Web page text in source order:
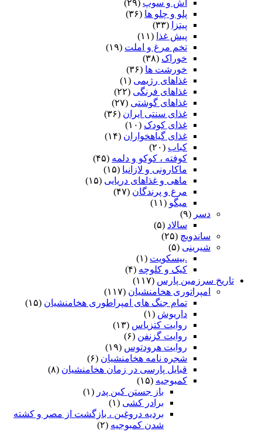
آش و سوپ (۲۹)
پلو و چلو ها (۳۶)
پیتزا
(۳۳)
پیش غذا (۱۱)
تخم مرغ و املت (۱۹)
خوراک (۳۸)
خورشت ها (۳۶)
غذاهای رژیمی (۱)
غذاهای فرنگی (۲۲)
غذاهای گوشتی (۲۷)
غذای سنتی ایران (۳۶)
غذای کودک (۱۰)
غذای گیاهخواران (۱۴)
کباب (۲۰)
کوفته ، کوکو و دلمه (۴۵)
ماکارونی و لازانیا (۱۵)
ماهی و غذاهای دریایی (۱۵)
مرغ و پرندگان (۴۷)
میگو (۱۱)
دسر (۹)
سالاد (۵)
ساندویچ (۲۵)
شیرینی (۵)
.بیسکویت (۱)
کیک و کلوچه (۴)
تاریخ سرزمین پارس (۱۱۷)
امپراتوری هخامنشیان (۱۱۷)
تمام جنگ های امپراطوری هخامنشیان (۱۵)
داریوش (۱)
روایت کتزیاس (۱۳)
روایت گزنفن (۶)
روایت هرودتوس (۱۹)
شجره نامه هخامنشیان (۶)
قبایل پارسی در زمان هخامنشیان (۸)
کمبوجیه (۱۵)
باز جستن کین پدر (۱)
برادر کشی (۱)
بردیه دروغین ، بازگشت از مصر و کشته
شدن کمبوجیه (۲)